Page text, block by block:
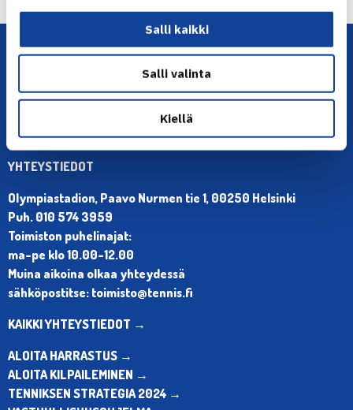
Salli kaikki
Salli valinta
Kiellä
YHTEYSTIEDOT
Olympiastadion, Paavo Nurmen tie 1, 00250 Helsinki
Puh. 010 574 3959
Toimiston puhelinajat:
ma-pe klo 10.00-12.00
Muina aikoina olkaa yhteydessä
sähköpostitse: toimisto@tennis.fi
KAIKKI YHTEYSTIEDOT →
ALOITA HARRASTUS →
ALOITA KILPAILEMINEN →
TENNIKSEN STRATEGIA 2024 →